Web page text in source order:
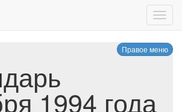
Правое меню
1994 года